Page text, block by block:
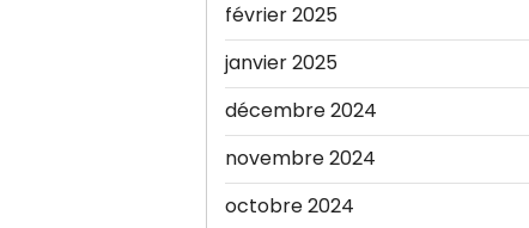
février 2025
janvier 2025
décembre 2024
novembre 2024
octobre 2024